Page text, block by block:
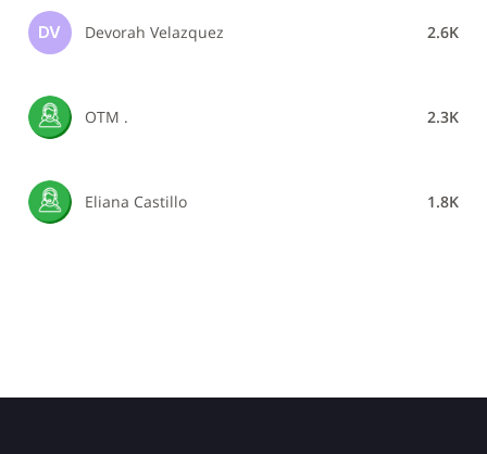
DV Devorah Velazquez 2.6K
OTM . 2.3K
Eliana Castillo 1.8K